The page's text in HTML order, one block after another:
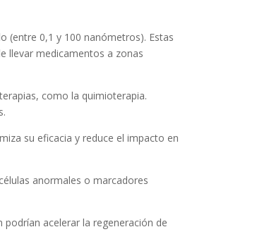
(entre 0,1 y 100 nanómetros). Estas
llevar medicamentos a zonas
como la quimioterapia.
su eficacia y reduce el impacto en
anormales o marcadores
acelerar la regeneración de